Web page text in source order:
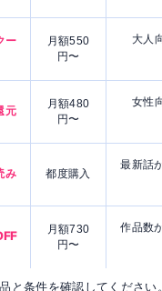
ー
月額550
円〜
大人
元
月額480
円〜
女性
み 都度購入
最新話
月額730
円〜
作品数
と条件を確認してください。